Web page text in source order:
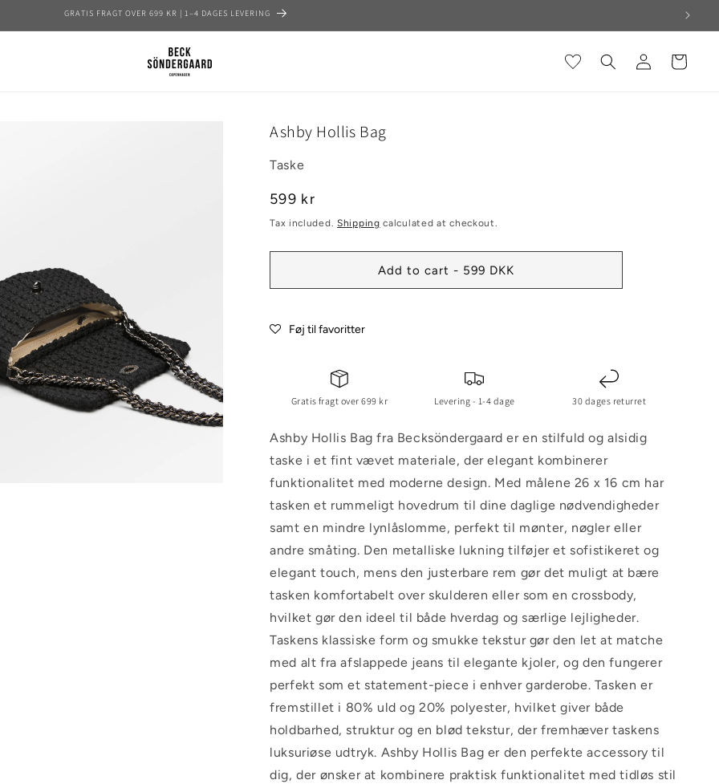
GRATIS FRAGT OVER 699 KR | 1–4 DAGES LEVERING
Log
in
Cart
Ashby Hollis Bag
Taske
Regular
price
599 kr
Tax included. Shipping calculated at checkout.
Add to cart - 599 DKK
Føj til favoritter
Gratis fragt over 699 kr Levering - 1-4 dage 30 dages returret
Ashby Hollis Bag fra Becksöndergaard er en stilfuld og alsidig
taske i et fint vævet materiale, der elegant kombinerer
funktionalitet med moderne design. Med målene 26 x 16 cm har
tasken et rummeligt hovedrum til dine daglige nødvendigheder
samt en mindre lynlåslomme, perfekt til mønter, nøgler eller
andre småting. Den metalliske lukning tilføjer et sofistikeret og
elegant touch, mens den justerbare rem gør det muligt at bære
tasken komfortabelt over skulderen eller som en crossbody,
hvilket gør den ideel til både hverdag og særlige lejligheder.
Taskens klassiske form og smukke tekstur gør den let at matche
med alt fra afslappede jeans til elegante kjoler, og den fungerer
perfekt som et statement-piece i enhver garderobe. Tasken er
fremstillet i 80% uld og 20% polyester, hvilket giver både
holdbarhed, struktur og en blød tekstur, der fremhæver taskens
luksuriøse udtryk. Ashby Hollis Bag er den perfekte accessory til
dig, der ønsker at kombinere praktisk funktionalitet med tidløs stil